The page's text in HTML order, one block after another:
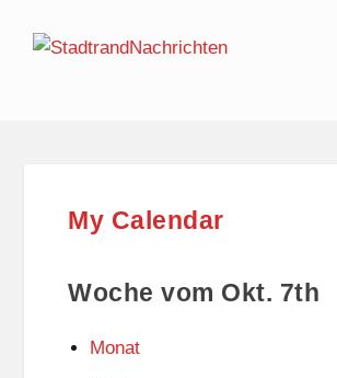
My Calendar
Woche vom Okt. 7th
Monat